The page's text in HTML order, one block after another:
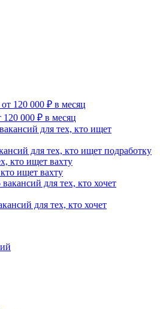
120 000 ₽ в месяц
для тех, кто ищет подработку
ищет вахту
для тех, кто хочет